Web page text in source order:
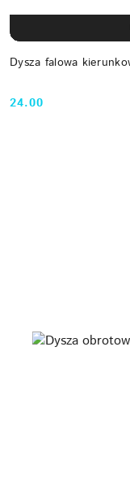
Dysza falowa
Cena:
24.00